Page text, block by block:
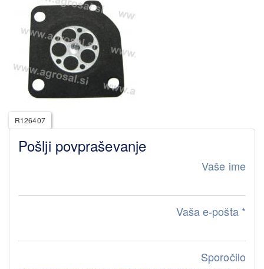
R126407
Pošlji povpraševanje
Vaše ime
Vaša e-pošta *
Sporočilo